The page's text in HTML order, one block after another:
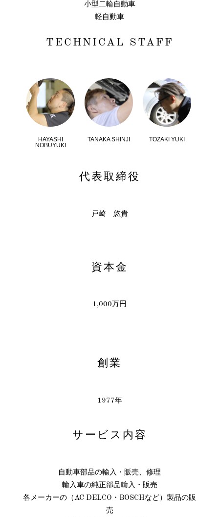
小型二輪自動車
軽自動車
TECHNICAL STAFF
HAYASHI
NOBUYUKI
TANAKA SHINJI TOZAKI YUKI
代表取締役
戸崎 悠貴
資本金
1,000万円
創業
1977年
サービス内容
自動車部品の輸入・販売、修理
輸入車の純正部品輸入・販売
各メーカーの（AC DELCO・BOSCHなど）製品の販
売